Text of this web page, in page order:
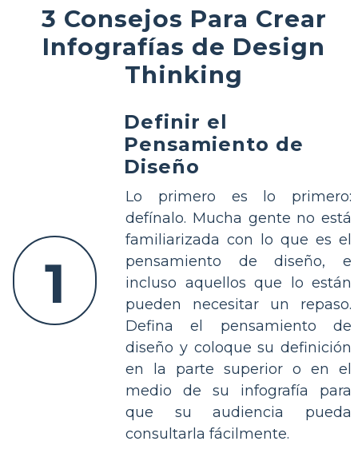
3 Consejos Para Crear
Infografías de Design
Thinking
1
Definir el
Pensamiento de
Diseño
Lo primero es lo primero:
defínalo. Mucha gente no está
familiarizada con lo que es el
pensamiento de diseño, e
incluso aquellos que lo están
pueden necesitar un repaso.
Defina el pensamiento de
diseño y coloque su definición
en la parte superior o en el
medio de su infografía para
que su audiencia pueda
consultarla fácilmente.